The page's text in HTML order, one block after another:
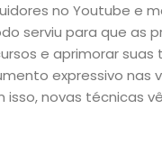
no Youtube e
serviu para que as
e aprimorar suas
expressivo nas
isso, novas técnicas